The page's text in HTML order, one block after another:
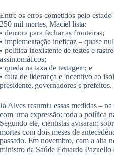
Entre os erros cometidos pelo
250 mil mortes, Maciel lista:
• demora para fechar as fronteiras;
• implementação ineficaz – quase
• política inexistente de testes e
assintomáticos;
• queda na taxa de testagem; e
• falta de liderança e incentivo ao
presidente, governadores e prefeitos.
Já Alves resumiu essas medidas –
com uma expressão: toda a política
Segundo ele, cientistas avisaram
mortes com dois meses de
passado. Em novembro, com a alta
ministro da Saúde Eduardo